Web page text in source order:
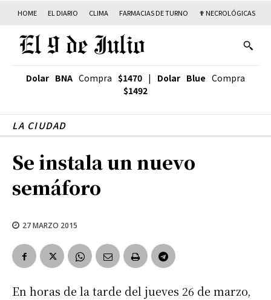
HOME EL DIARIO CLIMA FARMACIAS DE TURNO ✟ NECROLÓGICAS
Dolar BNA Compra $1470 | Dolar Blue Compra
$1492
LA CIUDAD
Se instala un nuevo
semáforo
27 MARZO 2015
En horas de la tarde del jueves 26 de marzo,